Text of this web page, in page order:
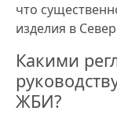
что
изделия в
Какими
ЖБИ?